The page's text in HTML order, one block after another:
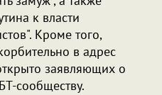
к власти
Кроме того,
в адрес
заявляющих о
сообществу.